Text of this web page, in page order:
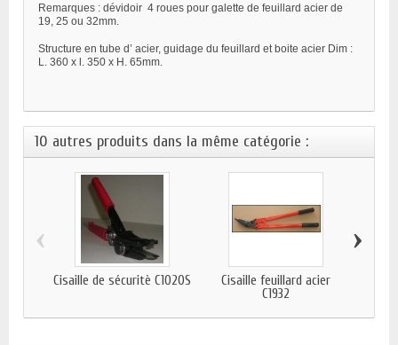
Remarques : dévidoir 4 roues pour galette de feuillard acier de
19, 25 ou 32mm.
Structure en tube d’ acier, guidage du feuillard et boite acier Dim :
L. 360 x l. 350 x H. 65mm.
10 autres produits dans la même catégorie :
Cisaille de sécuritè C1020S
Cisaille feuillard acier
C1932
‹ ›